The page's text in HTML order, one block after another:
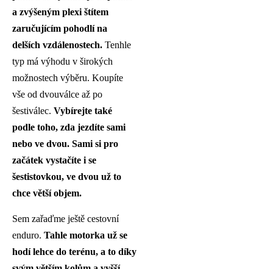
a zvýšeným plexi štítem
zaručujícím pohodlína
delších vzdálenostech. Tenhle
typ má výhodu v širokých
možnostech výběru. Koupíte
vše od dvouválce až po
šestiválec. Vybírejte také
podle toho, zda jezdíte sami
nebo ve dvou. Sami si pro
začátek vystačíte i se
šestistovkou, ve dvou už to
chce větší objem.
Sem zařaďme ještě cestovní
enduro. Tahle motorka už se
hodí lehce do terénu, a to díky